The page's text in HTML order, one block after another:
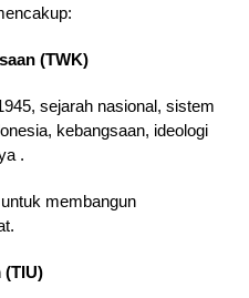
(TWK)
sejarah nasional, sistem
kebangsaan, ideologi
.
membangun
(TIU)